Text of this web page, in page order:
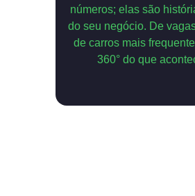
números; elas são
do seu negócio. De
de carros mais
360° do que